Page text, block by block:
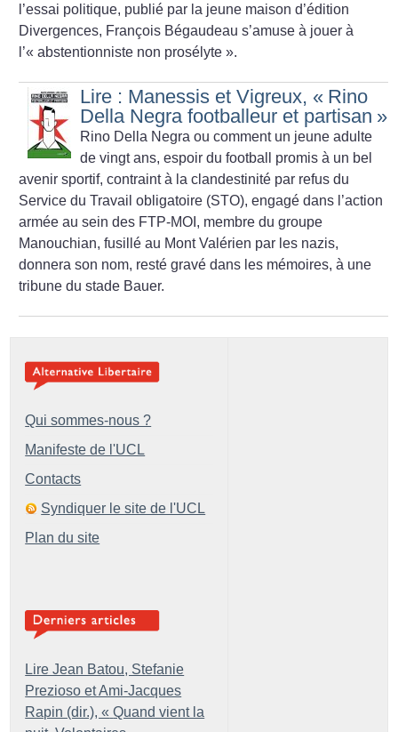
l’essai politique, publié par la jeune maison d’édition
Divergences, François Bégaudeau s’amuse à jouer à
l’« abstentionniste non prosélyte ».
Lire : Manessis et Vigreux, « Rino
Della Negra footballeur et partisan »
Rino Della Negra ou comment un jeune adulte
de vingt ans, espoir du football promis à un bel
avenir sportif, contraint à la clandestinité par refus du
Service du Travail obligatoire (STO), engagé dans l’action
armée au sein des FTP-MOI, membre du groupe
Manouchian, fusillé au Mont Valérien par les nazis,
donnera son nom, resté gravé dans les mémoires, à une
tribune du stade Bauer.
Qui sommes-nous ?
Manifeste de l'UCL
Contacts
Syndiquer le site de l'UCL
Plan du site
Lire Jean Batou, Stefanie
Prezioso et Ami-Jacques
Rapin (dir.), « Quand vient la